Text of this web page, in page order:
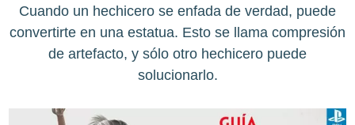
Cuando un hechicero se enfada de verdad, puede
convertirte en una estatua. Esto se llama compresión
de artefacto, y sólo otro hechicero puede
solucionarlo.